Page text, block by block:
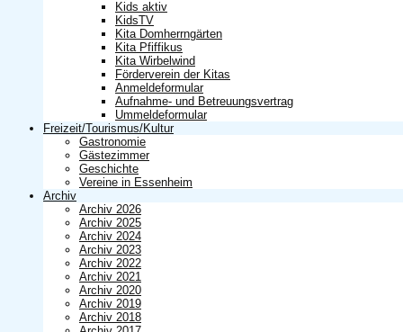
Kids aktiv
KidsTV
Kita Domherrngärten
Kita Pfiffikus
Kita Wirbelwind
Förderverein der Kitas
Anmeldeformular
Aufnahme- und Betreuungsvertrag
Ummeldeformular
Freizeit/Tourismus/Kultur
Gastronomie
Gästezimmer
Geschichte
Vereine in Essenheim
Archiv
Archiv 2026
Archiv 2025
Archiv 2024
Archiv 2023
Archiv 2022
Archiv 2021
Archiv 2020
Archiv 2019
Archiv 2018